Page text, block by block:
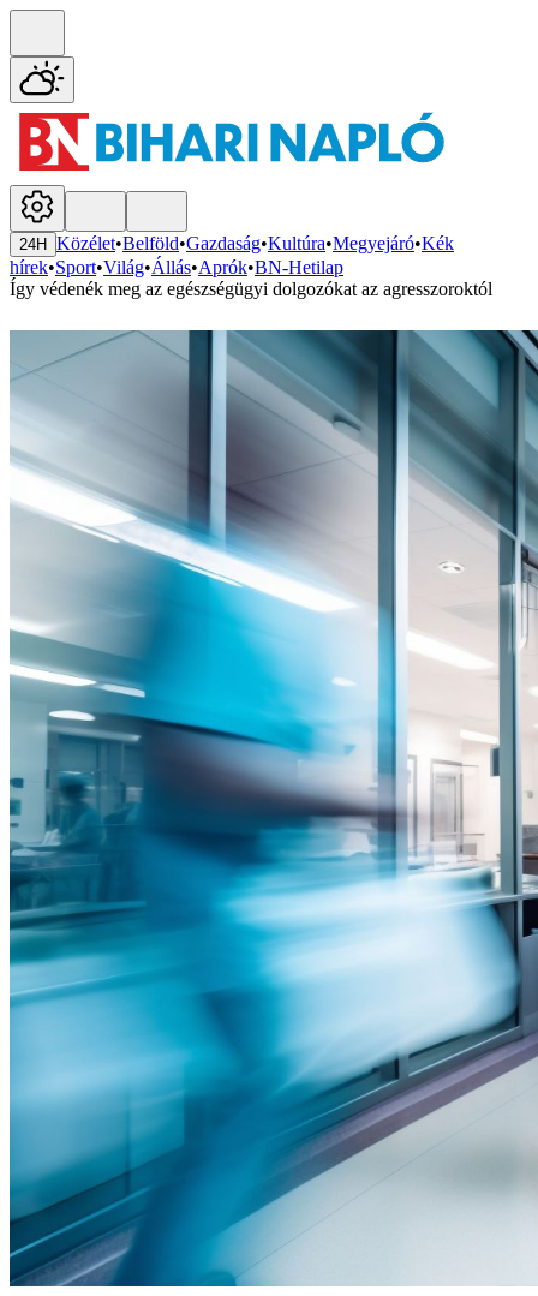
24H Közélet•Belföld•Gazdaság•Kultúra•Megyejáró•Kék
hírek•Sport•Világ•Állás•Aprók•BN-Hetilap
Így védenék meg az egészségügyi dolgozókat az agresszoroktól